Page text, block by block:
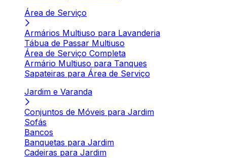
Área de Serviço
Armários Multiuso para Lavanderia
Tábua de Passar Multiuso
Área de Serviço Completa
Armário Multiuso para Tanques
Sapateiras para Área de Serviço
Jardim e Varanda
Conjuntos de Móveis para Jardim
Sofás
Bancos
Banquetas para Jardim
Cadeiras para Jardim